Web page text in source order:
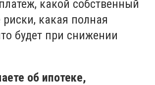
какой собственный
риски, какая полная
будет при снижении
об ипотеке,